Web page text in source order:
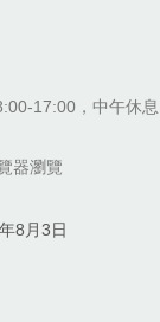
17:00，中午休息
器瀏覽
8月3日